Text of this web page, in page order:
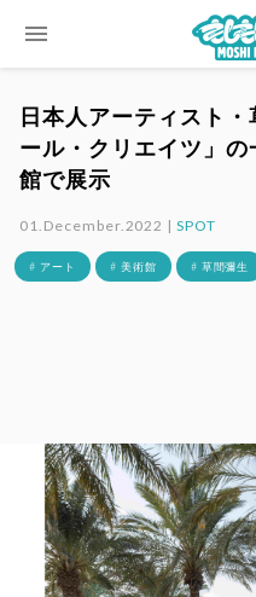
menu
日本人アーティスト
ール・クリエイツ」
館で展示
01.December.2022 |SPOT
# アート # 美術館 # 草間彌生